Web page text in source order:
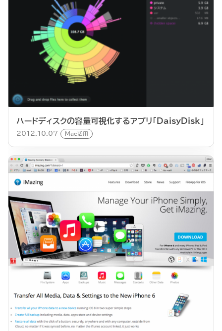
ハードディスクの容量可視化するアプリ「DaisyDisk」
2012.10.07 Mac活用